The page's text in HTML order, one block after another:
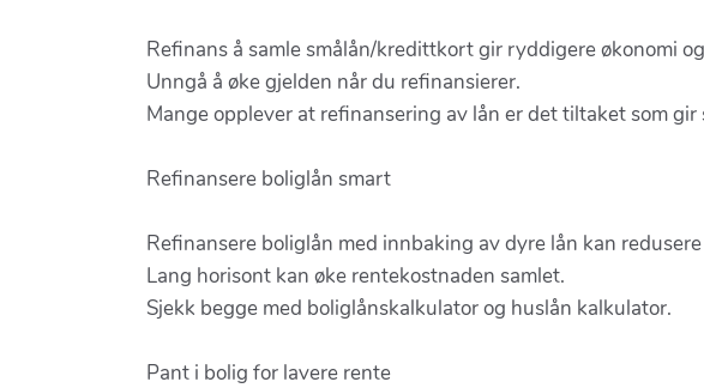
Refinans å samle smålån/kredittkort gir ryddigere økonomi
Unngå å øke gjelden når du refinansierer.
Mange opplever at refinansering av lån er det tiltaket som
Refinansere boliglån smart
Refinansere boliglån med innbaking av dyre lån kan
Lang horisont kan øke rentekostnaden samlet.
Sjekk begge med boliglånskalkulator og huslån kalkulator.
Pant i bolig for lavere rente